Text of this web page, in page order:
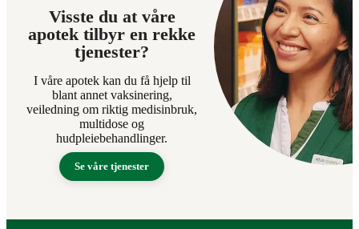
Visste du at våre
apotek tilbyr en rekke
tjenester?
I våre apotek kan du få hjelp til
blant annet vaksinering,
veiledning om riktig medisinbruk,
multidose og
hudpleiebehandlinger.
Se våre tjenester